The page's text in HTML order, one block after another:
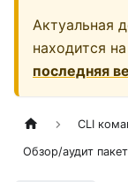
Актуальная
находится
последняя
CLI
Обзор/аудит